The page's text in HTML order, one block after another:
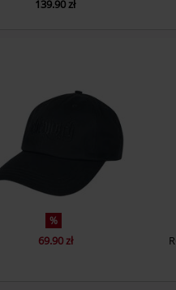
139.90 zł
%
69.90 zł